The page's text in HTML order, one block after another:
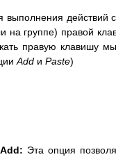
выполнения действий
на группе) правой
правую клавишу
Add и Paste)
Add: Эта опция